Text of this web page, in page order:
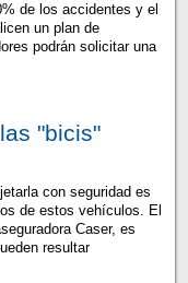
de los accidentes y el
un plan de
podrán solicitar una
"bicis"
con seguridad es
de estos vehículos. El
Caser, es
resultar